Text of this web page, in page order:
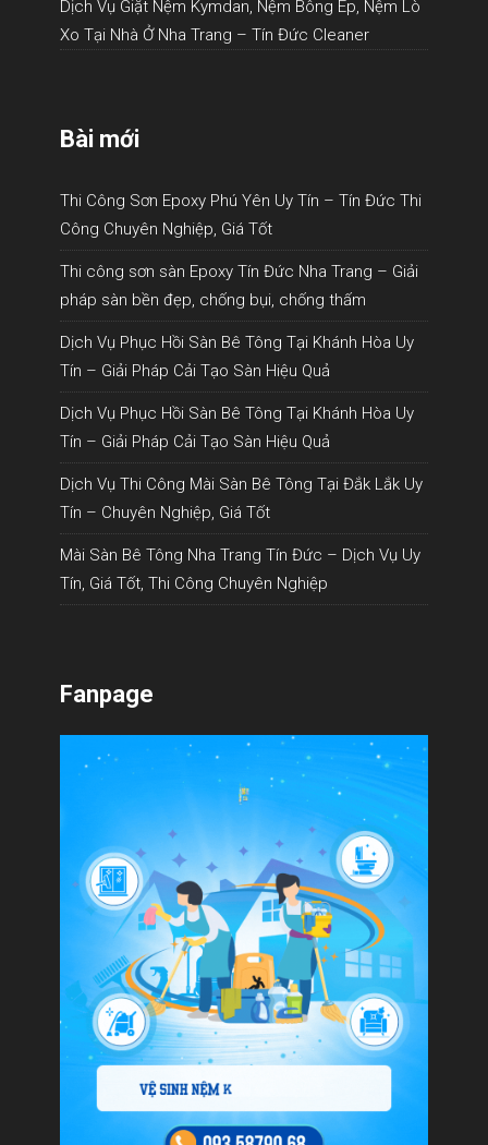
Dịch Vụ Giặt Nệm Kymdan, Nệm Bông Ép, Nệm Lò
Xo Tại Nhà Ở Nha Trang – Tín Đức Cleaner
Bài mới
Thi Công Sơn Epoxy Phú Yên Uy Tín – Tín Đức Thi
Công Chuyên Nghiệp, Giá Tốt
Thi công sơn sàn Epoxy Tín Đức Nha Trang – Giải
pháp sàn bền đẹp, chống bụi, chống thấm
Dịch Vụ Phục Hồi Sàn Bê Tông Tại Khánh Hòa Uy
Tín – Giải Pháp Cải Tạo Sàn Hiệu Quả
Dịch Vụ Phục Hồi Sàn Bê Tông Tại Khánh Hòa Uy
Tín – Giải Pháp Cải Tạo Sàn Hiệu Quả
Dịch Vụ Thi Công Mài Sàn Bê Tông Tại Đắk Lắk Uy
Tín – Chuyên Nghiệp, Giá Tốt
Mài Sàn Bê Tông Nha Trang Tín Đức – Dịch Vụ Uy
Tín, Giá Tốt, Thi Công Chuyên Nghiệp
Fanpage